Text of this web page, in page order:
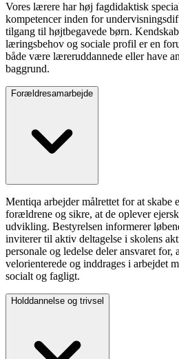
Vores lærere har høj fagdidaktisk
kompetencer inden for
tilgang til højtbegavede børn.
læringsbehov og sociale profil er en
både være læreruddannede eller have
baggrund.
Forældresamarbejde
Mentiqa arbejder målrettet for at skabe
forældrene og sikre, at de oplever
udvikling. Bestyrelsen informerer
inviterer til aktiv deltagelse i skolens
personale og ledelse deler ansvaret
velorienterede og inddrages i arbejdet
socialt og fagligt.
Holddannelse og trivsel